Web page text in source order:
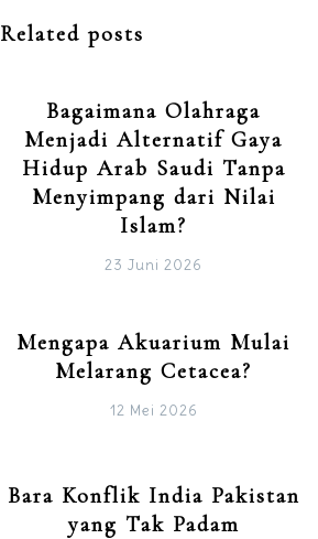
Related posts
Bagaimana Olahraga
Menjadi Alternatif Gaya
Hidup Arab Saudi Tanpa
Menyimpang dari Nilai
Islam?
23 Juni 2026
Mengapa Akuarium Mulai
Melarang Cetacea?
12 Mei 2026
Bara Konflik India Pakistan
yang Tak Padam